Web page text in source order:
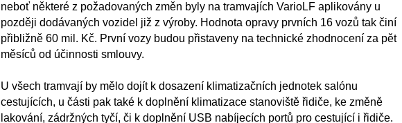
neboť některé z požadovaných změn byly na tramvajích VarioLF aplikovány u
později dodávaných vozidel již z výroby. Hodnota opravy prvních 16 vozů tak činí
přibližně 60 mil. Kč. První vozy budou přistaveny na technické zhodnocení za pět
měsíců od účinnosti smlouvy.
U všech tramvají by mělo dojít k dosazení klimatizačních jednotek salónu
cestujících, u části pak také k doplnění klimatizace stanoviště řidiče, ke změně
lakování, zádržných tyčí, či k doplnění USB nabíjecích portů pro cestující i řidiče.